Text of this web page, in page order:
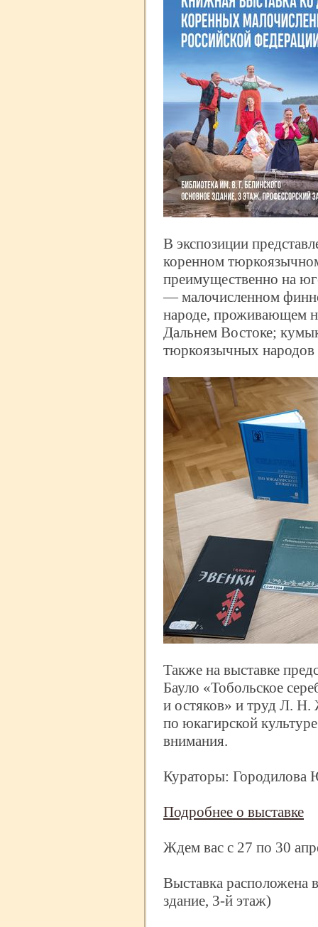
В экспозиции
коренном
преимущественно на
— малочисленном
народе, проживающем
Дальнем Востоке;
тюркоязычных народов
Также на выставке
Бауло «Тобольское
и остяков» и труд Л.
по юкагирской
внимания.
Кураторы:
Подробнее о выставке
Ждем вас с 27 по 30
Выставка расположена
здание, 3-й этаж)